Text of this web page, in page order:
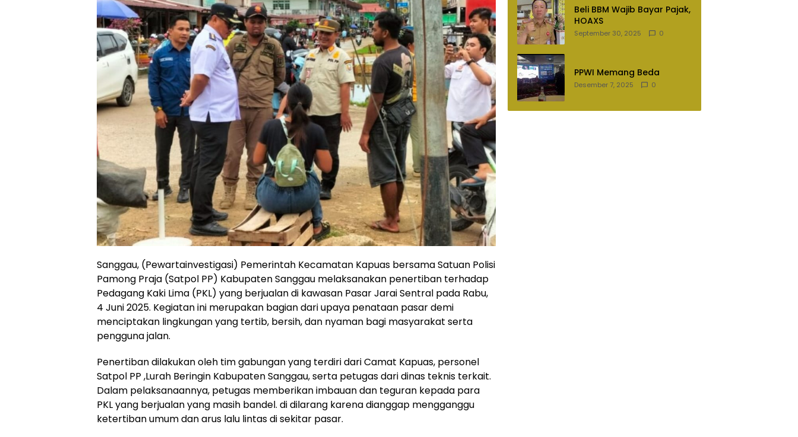
Sanggau, (Pewartainvestigasi) Pemerintah Kecamatan Kapuas bersama Satuan Polisi
Pamong Praja (Satpol PP) Kabupaten Sanggau melaksanakan penertiban terhadap
Pedagang Kaki Lima (PKL) yang berjualan di kawasan Pasar Jarai Sentral pada Rabu,
4 Juni 2025. Kegiatan ini merupakan bagian dari upaya penataan pasar demi
menciptakan lingkungan yang tertib, bersih, dan nyaman bagi masyarakat serta
pengguna jalan.
Penertiban dilakukan oleh tim gabungan yang terdiri dari Camat Kapuas, personel
Satpol PP ,Lurah Beringin Kabupaten Sanggau, serta petugas dari dinas teknis terkait.
Dalam pelaksanaannya, petugas memberikan imbauan dan teguran kepada para
PKL yang berjualan yang masih bandel. di dilarang karena dianggap mengganggu
ketertiban umum dan arus lalu lintas di sekitar pasar.
Beli BBM Wajib Bayar Pajak,
HOAXS
September 30, 2025 0
PPWI Memang Beda
Desember 7, 2025 0